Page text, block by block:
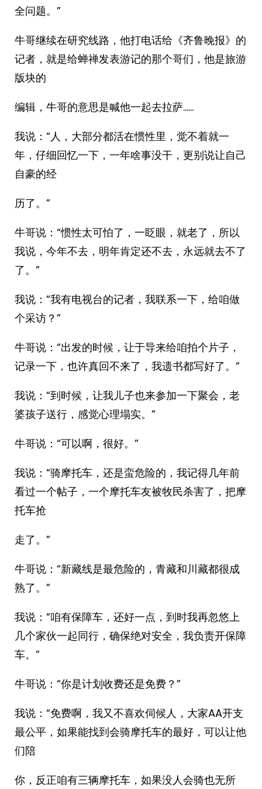
全问题。”
牛哥继续在研究线路，他打电话给《齐鲁晚报》的
记者，就是给蝉禅发表游记的那个哥们，他是旅游
版块的
编辑，牛哥的意思是喊他一起去拉萨……
我说：“人，大部分都活在惯性里，觉不着就一
年，仔细回忆一下，一年啥事没干，更别说让自己
自豪的经
历了。”
牛哥说：“惯性太可怕了，一眨眼，就老了，所以
我说，今年不去，明年肯定还不去，永远就去不了
了。”
我说：“我有电视台的记者，我联系一下，给咱做
个采访？”
牛哥说：“出发的时候，让于导来给咱拍个片子，
记录一下，也许真回不来了，我遗书都写好了。”
我说：“到时候，让我儿子也来参加一下聚会，老
婆孩子送行，感觉心理塌实。”
牛哥说：“可以啊，很好。”
我说：“骑摩托车，还是蛮危险的，我记得几年前
看过一个帖子，一个摩托车友被牧民杀害了，把摩
托车抢
走了。”
牛哥说：“新藏线是最危险的，青藏和川藏都很成
熟了。”
我说：“咱有保障车，还好一点，到时我再忽悠上
几个家伙一起同行，确保绝对安全，我负责开保障
车。”
牛哥说：“你是计划收费还是免费？”
我说：“免费啊，我又不喜欢伺候人，大家AA开支
最公平，如果能找到会骑摩托车的最好，可以让他
们陪
你，反正咱有三辆摩托车，如果没人会骑也无所